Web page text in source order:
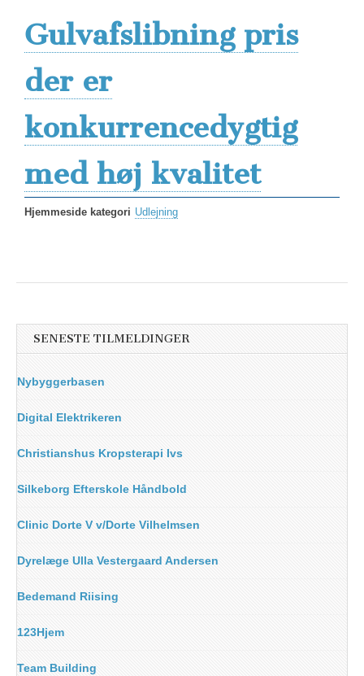
Gulvafslibning pris
der er
konkurrencedygtig
med høj kvalitet
Hjemmeside kategori Udlejning
SENESTE TILMELDINGER
Nybyggerbasen
Digital Elektrikeren
Christianshus Kropsterapi Ivs
Silkeborg Efterskole Håndbold
Clinic Dorte V v/Dorte Vilhelmsen
Dyrelæge Ulla Vestergaard Andersen
Bedemand Riising
123Hjem
Team Building